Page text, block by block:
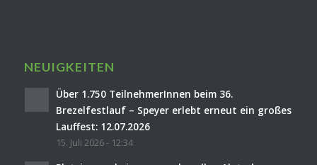
NEUIGKEITEN
Über 1.750 TeilnehmerInnen beim 36.
Brezelfestlauf – Speyer erlebt erneut ein großes
Lauffest: 12.07.2026
15. Juli 2026 - 12:34